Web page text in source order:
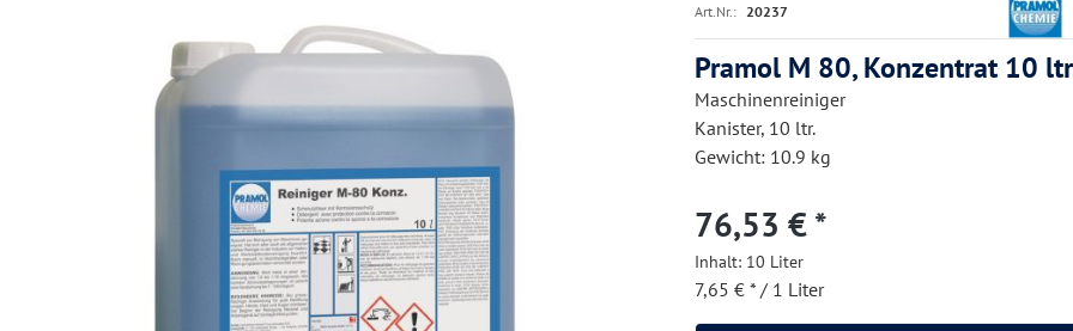
Art.Nr.: 20237
Pramol M 80, Konzentrat 10
Maschinenreiniger
Kanister, 10 ltr.
Gewicht: 10.9 kg
76,53 € *
Inhalt: 10 Liter
7,65 € * / 1 Liter